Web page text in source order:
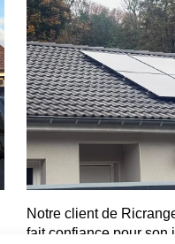
Notre client de
fait confiance pour son